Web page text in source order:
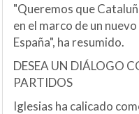
"Queremos que
en el marco de un
España", ha resumido.
DESEA UN DIÁLOGO
PARTIDOS
Iglesias ha calicado